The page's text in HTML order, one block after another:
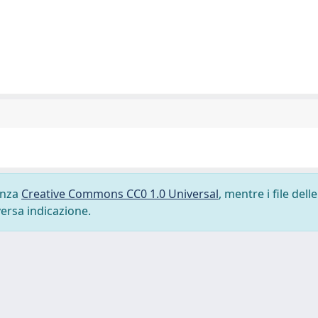
Creative Commons CC0 1.0 Universal, mentre i file delle
indicazione.